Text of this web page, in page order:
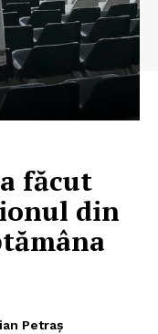
făcut
din
Petraș